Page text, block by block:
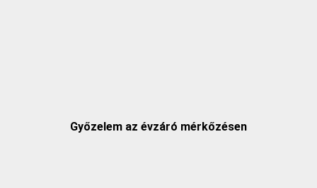
Győzelem az évzáró mérkőzésen